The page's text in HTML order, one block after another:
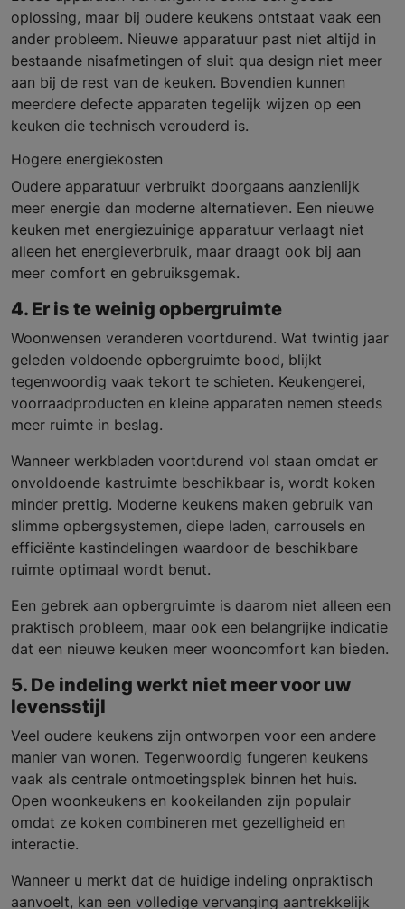
oplossing, maar bij oudere keukens ontstaat vaak een
ander probleem. Nieuwe apparatuur past niet altijd in
bestaande nisafmetingen of sluit qua design niet meer
aan bij de rest van de keuken. Bovendien kunnen
meerdere defecte apparaten tegelijk wijzen op een
keuken die technisch verouderd is.
Hogere energiekosten
Oudere apparatuur verbruikt doorgaans aanzienlijk
meer energie dan moderne alternatieven. Een nieuwe
keuken met energiezuinige apparatuur verlaagt niet
alleen het energieverbruik, maar draagt ook bij aan
meer comfort en gebruiksgemak.
4. Er is te weinig opbergruimte
Woonwensen veranderen voortdurend. Wat twintig jaar
geleden voldoende opbergruimte bood, blijkt
tegenwoordig vaak tekort te schieten. Keukengerei,
voorraadproducten en kleine apparaten nemen steeds
meer ruimte in beslag.
Wanneer werkbladen voortdurend vol staan omdat er
onvoldoende kastruimte beschikbaar is, wordt koken
minder prettig. Moderne keukens maken gebruik van
slimme opbergsystemen, diepe laden, carrousels en
efficiënte kastindelingen waardoor de beschikbare
ruimte optimaal wordt benut.
Een gebrek aan opbergruimte is daarom niet alleen een
praktisch probleem, maar ook een belangrijke indicatie
dat een nieuwe keuken meer wooncomfort kan bieden.
5. De indeling werkt niet meer voor uw
levensstijl
Veel oudere keukens zijn ontworpen voor een andere
manier van wonen. Tegenwoordig fungeren keukens
vaak als centrale ontmoetingsplek binnen het huis.
Open woonkeukens en kookeilanden zijn populair
omdat ze koken combineren met gezelligheid en
interactie.
Wanneer u merkt dat de huidige indeling onpraktisch
aanvoelt, kan een volledige vervanging aantrekkelijk